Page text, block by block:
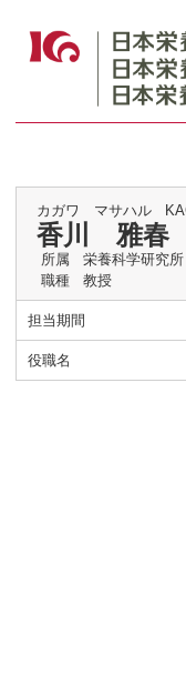
カガワ マサハル
香川 雅春
所属
栄養科学研究所
職種
教授
担当期間
役職名